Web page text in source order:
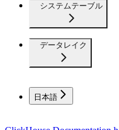
システムテーブル
データレイク
日本語